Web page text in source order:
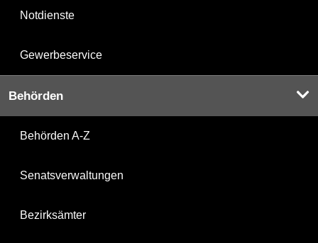
Notdienste
Gewerbeservice
Behörden
Behörden A-Z
Senatsverwaltungen
Bezirksämter